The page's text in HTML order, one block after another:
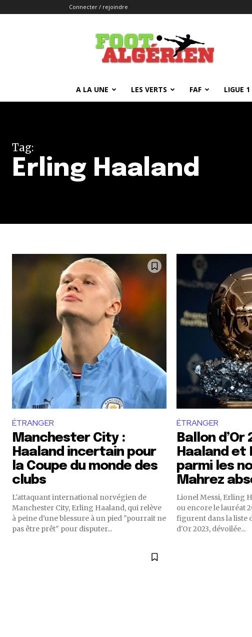
Connecter / rejoindre
FOOTALGERIEN
A LA UNE LES VERTS FAF LIGUE 1
Tag:
Erling Haaland
ÉTRANGER
Manchester City :
Haaland incertain pour
la Coupe du monde des
clubs
L'attaquant international norvégien de
Manchester City, Erling Haaland, qui relève
à peine d'une blessure à un pied "pourrait ne
pas être prêt" pour disputer...
ÉTRANGER
Ballon d’Or
Haaland et
parmi les
Mahrez
Lionel Messi, Erling
ou encore le lauréat
figurent dans la liste
d'Or 2023, dévoilée...